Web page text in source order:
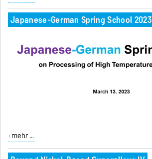
Japanese-German Spring School 2023
mehr ...